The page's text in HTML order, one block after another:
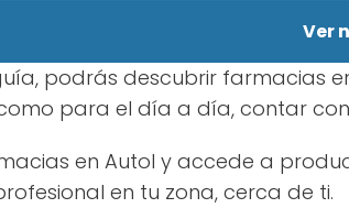
Ver
podrás descubrir farmacias
para el día a día, contar
en Autol y accede a
en tu zona, cerca de ti.